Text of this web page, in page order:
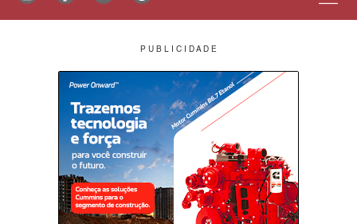
P U B L I C I D A D E